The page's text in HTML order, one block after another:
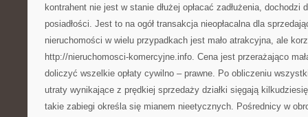
kontrahent nie jest w stanie dłużej opłacać zadłużenia, dochodzi
posiadłości. Jest to na ogół transakcja nieopłacalna dla
nieruchomości w wielu przypadkach jest mało atrakcyjna, ale
http://nieruchomosci-komercyjne.info. Cena jest przerażająco
doliczyć wszelkie opłaty cywilno – prawne. Po obliczeniu
utraty wynikające z prędkiej sprzedaży działki sięgają
takie zabiegi określa się mianem nieetycznych. Pośrednicy w